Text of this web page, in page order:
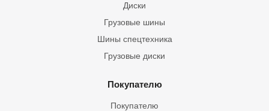
Грузовые шины
Шины спецтехника
Диски
Грузовые диски
Покупателю
Покупателю